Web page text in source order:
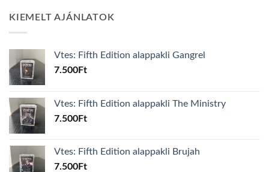
KIEMELT AJÁNLATOK
Vtes: Fifth Edition alappakli Gangrel
7.500Ft
Vtes: Fifth Edition alappakli The Ministry
7.500Ft
Vtes: Fifth Edition alappakli Brujah
7.500Ft